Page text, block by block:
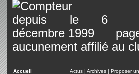
aucunement affilié au
Accueil Actus | Archives | Proposer